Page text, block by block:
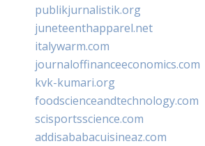
publikjurnalistik.org
juneteenthapparel.net
italywarm.com
journaloffinanceeconomics.com
kvk-kumari.org
foodscienceandtechnology.com
scisportsscience.com
addisababacuisineaz.com